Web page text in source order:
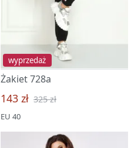
wyprzedaż
Żakiet 728a
143 zł 325 zł
EU 40